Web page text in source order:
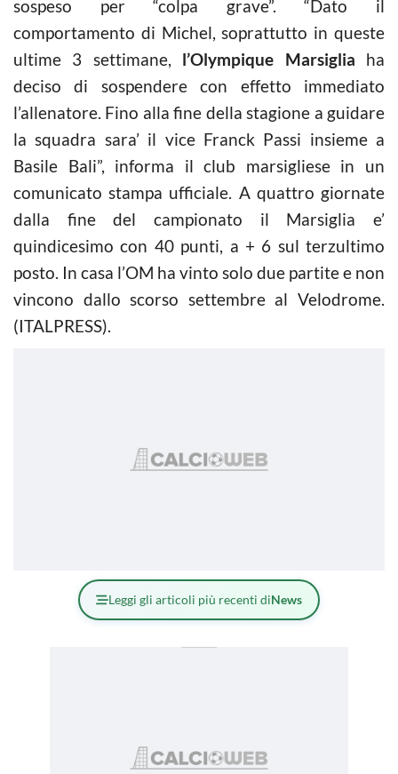
sospeso per “colpa grave”. “Dato il
comportamento di Michel, soprattutto in queste
ultime 3 settimane, l’Olympique Marsiglia ha
deciso di sospendere con effetto immediato
l’allenatore. Fino alla fine della stagione a guidare
la squadra sara’ il vice Franck Passi insieme a
Basile Bali”, informa il club marsigliese in un
comunicato stampa ufficiale. A quattro giornate
dalla fine del campionato il Marsiglia e’
quindicesimo con 40 punti, a + 6 sul terzultimo
posto. In casa l’OM ha vinto solo due partite e non
vincono dallo scorso settembre al Velodrome.
(ITALPRESS).
Leggi gli articoli più recenti diNews